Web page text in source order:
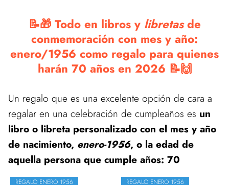
📝🎁 Todo en libros y libretasde
conmemoración con mes y año:
enero/1956 como regalo para quienes
harán 70 años en 2026 📝🙌
Un regalo que es una excelente opción de cara a
regalar en una celebración de cumpleaños es un
libro o libreta personalizado con el mes y año
de nacimiento, enero-1956, o la edad de
aquella persona que cumple años: 70
REGALO ENERO 1956 REGALO ENERO 1956